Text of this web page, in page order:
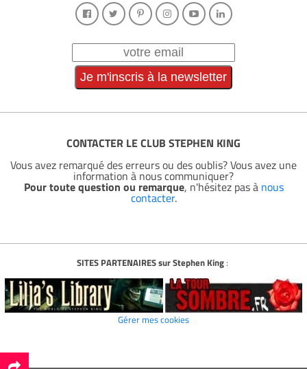
CONTACTER LE CLUB STEPHEN KING
Vous avez remarqué des erreurs ou des oublis? Vous avez une
information à nous communiquer?
Pour toute question ou remarque, n'hésitez pas à nous
contacter.
SITES PARTENAIRES sur Stephen King:
Gérer mes cookies